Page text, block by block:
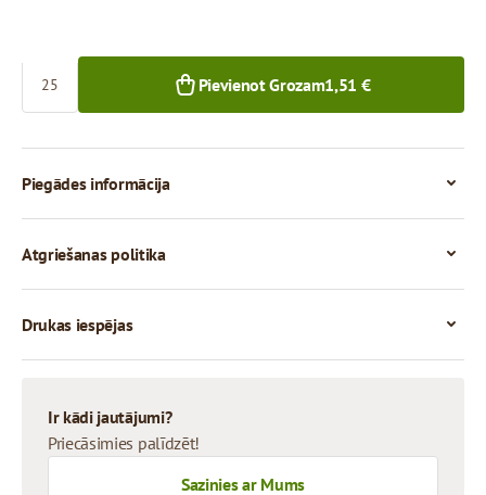
Skaits
Pievienot Grozam1,51 €
Piegādes informācija
Atgriešanas politika
Drukas iespējas
Ir kādi jautājumi?
Priecāsimies palīdzēt!
Sazinies ar Mums